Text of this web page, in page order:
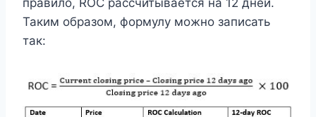
Таким образом, формулу можно записать
так: